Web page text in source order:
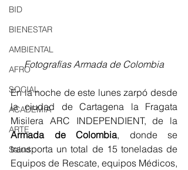
BID
BIENESTAR
AMBIENTAL
AFRO
SOCIAL
ACADEMIA
ARTE
Salud
Fotografías Armada de Colombia
En la noche de este lunes zarpó desde
la ciudad de Cartagena la Fragata
Armada de Colombia, donde se
transporta un total de 15 toneladas de
Equipos de Rescate, equipos Médicos,